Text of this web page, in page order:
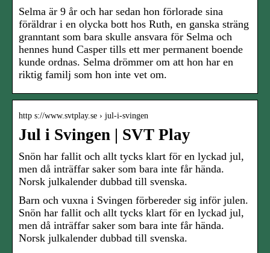
Selma är 9 år och har sedan hon förlorade sina
föräldrar i en olycka bott hos Ruth, en ganska sträng
granntant som bara skulle ansvara för Selma och
hennes hund Casper tills ett mer permanent boende
kunde ordnas. Selma drömmer om att hon har en
riktig familj som hon inte vet om.
http s://www.svtplay.se › jul-i-svingen
Jul i Svingen | SVT Play
Snön har fallit och allt tycks klart för en lyckad jul,
men då inträffar saker som bara inte får hända.
Norsk julkalender dubbad till svenska.
Barn och vuxna i Svingen förbereder sig inför julen.
Snön har fallit och allt tycks klart för en lyckad jul,
men då inträffar saker som bara inte får hända.
Norsk julkalender dubbad till svenska.